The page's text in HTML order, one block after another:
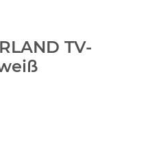
TV-